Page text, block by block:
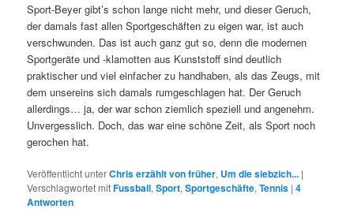
Sport-Beyer gibt’s schon lange nicht mehr, und dieser Geruch,
der damals fast allen Sportgeschäften zu eigen war, ist auch
verschwunden. Das ist auch ganz gut so, denn die modernen
Sportgeräte und -klamotten aus Kunststoff sind deutlich
praktischer und viel einfacher zu handhaben, als das Zeugs, mit
dem unsereins sich damals rumgeschlagen hat. Der Geruch
allerdings… ja, der war schon ziemlich speziell und angenehm.
Unvergesslich. Doch, das war eine schöne Zeit, als Sport noch
gerochen hat.
Veröffentlicht unterChris erzählt von früher, Um die siebzich... |
Verschlagwortet mitFussball,Sport,Sportgeschäfte,Tennis |4
Antworten